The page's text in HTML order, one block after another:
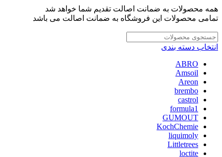
همه محصولات به ضمانت اصالت تقدیم شما خواهد شد
تمامی محصولات این فروشگاه به ضمانت اصالت می باشد
انتخاب دسته بندی
ABRO
Amsoil
Areon
brembo
castrol
formula1
GUMOUT
KochChemie
liquimoly
Littletrees
loctite